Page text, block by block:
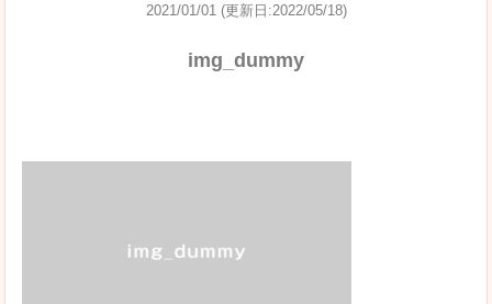
2021/01/01 (更新日:2022/05/18)
img_dummy